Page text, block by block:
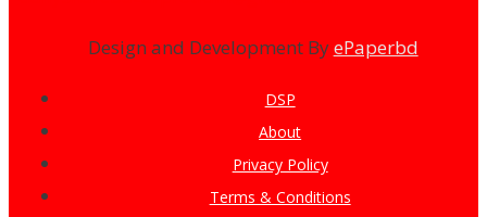
Design and Development ByePaperbd
DSP
About
Privacy Policy
Terms & Conditions